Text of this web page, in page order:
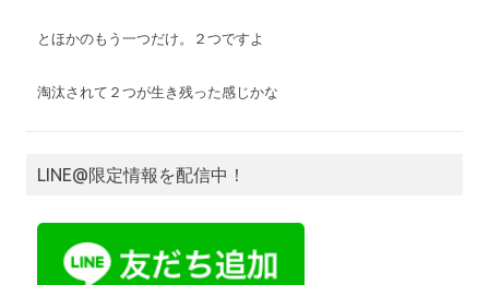
とほかのもう一つだけ。２つですよ
淘汰されて２つが生き残った感じかな
LINE@限定情報を配信中！